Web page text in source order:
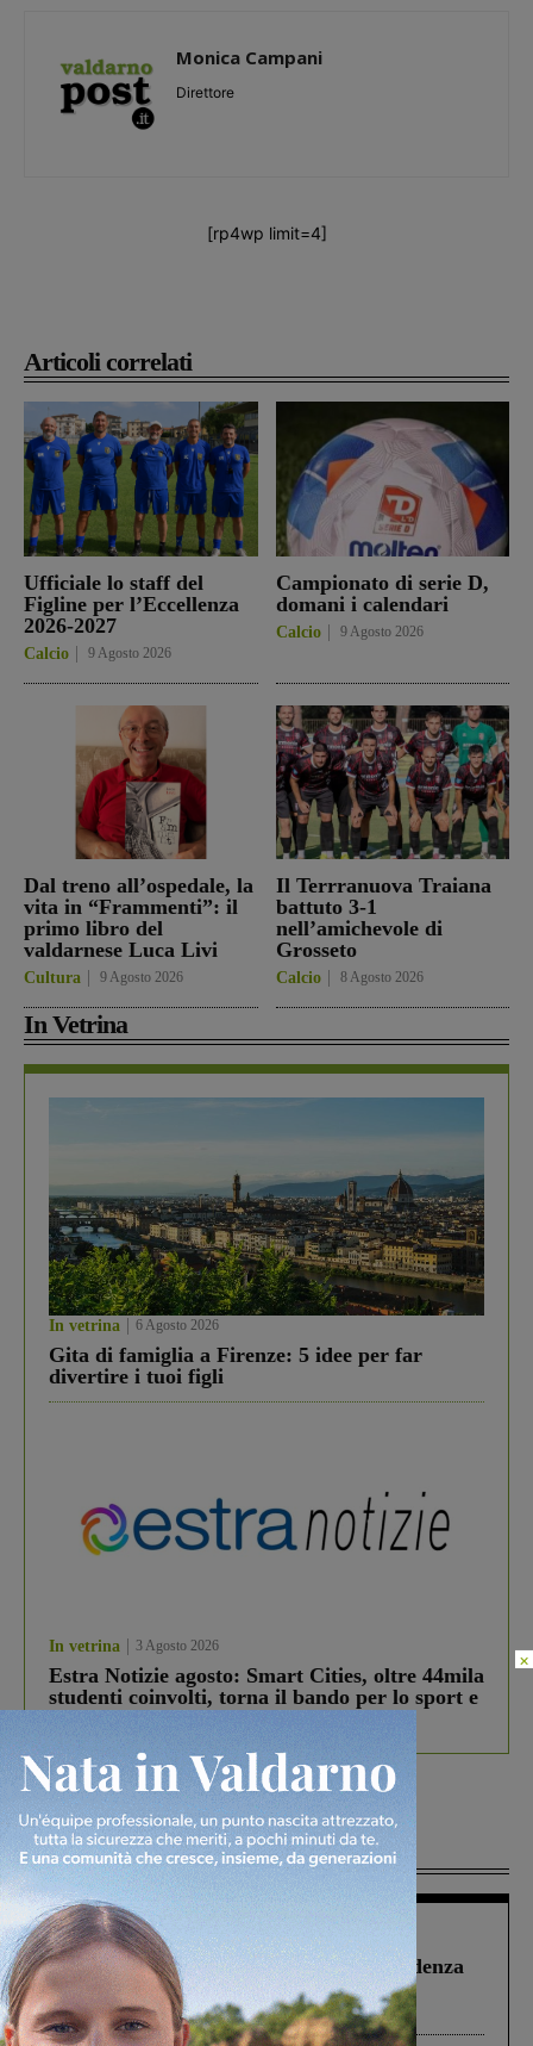
Articoli correlati
Ufficiale lo staff del
Figline per l’Eccellenza
2026-2027
Calcio 9 Agosto 2026
Campionato di serie D,
domani i calendari
Calcio 9 Agosto 2026
Dal treno all’ospedale, la
vita in “Frammenti”: il
primo libro del
valdarnese Luca Livi
Cultura 9 Agosto 2026
Il Terrranuova Traiana
battuto 3-1
nell’amichevole di
Grosseto
Calcio 8 Agosto 2026
In Vetrina
In vetrina 6 Agosto 2026
Gita di famiglia a Firenze: 5 idee per far
divertire i tuoi figli
In vetrina 3 Agosto 2026
Estra Notizie agosto: Smart Cities, oltre 44mila
studenti coinvolti, torna il bando per lo sport e
Più lette
Figline Incisa Valdarno 1 Agosto 2026
Piscina di Figline finanziata oltre la scadenza
Pnrr, il gruppo di Fratelli d’Italia: “Un
ringraziamento al Governo”
Monica Campani
Direttore
[rp4wp limit=4]
×